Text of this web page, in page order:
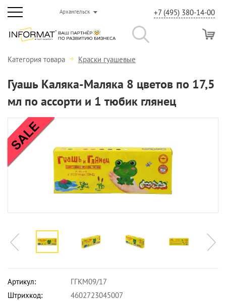
Архангельск +7 (495) 380-14-00
Категория товара Краски гуашевые
Гуашь Каляка-Маляка 8 цветов по 17,5
мл по ассорти и 1 тюбик глянец
Артикул:
ГГКМ09/17
Штрихкод:
4602723045007